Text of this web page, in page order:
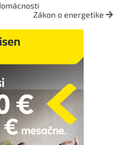
Zákon o energetike